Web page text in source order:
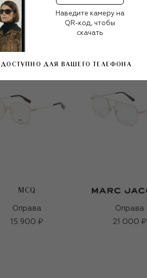
МОДЕЛИ
MCQ
Оправа
15 900 ₽
Оправа
21 000 ₽
Наведите камеру на
QR-код, чтобы
скачать
ДЛЯ ВАШЕГО ТЕЛЕФОНА